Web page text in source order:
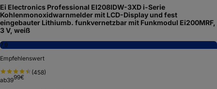
Ei Electronics Professional EI208IDW-3XD i-Serie
Kohlenmonoxidwarnmelder mit LCD-Display und fest
eingebauter Lithiumb. funkvernetzbar mit Funkmodul Ei200MRF,
3 V, weiß
7,9
Empfehlenswert
(458)
ab3999€